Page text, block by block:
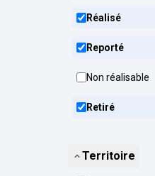
Réalisé
Reporté
Non réalisable
Retiré
Territoire